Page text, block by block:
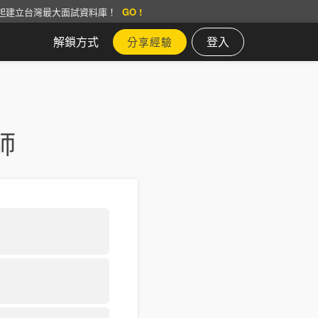
立台灣最大面試資料庫！ GO !
解鎖方式 分享經驗 登入